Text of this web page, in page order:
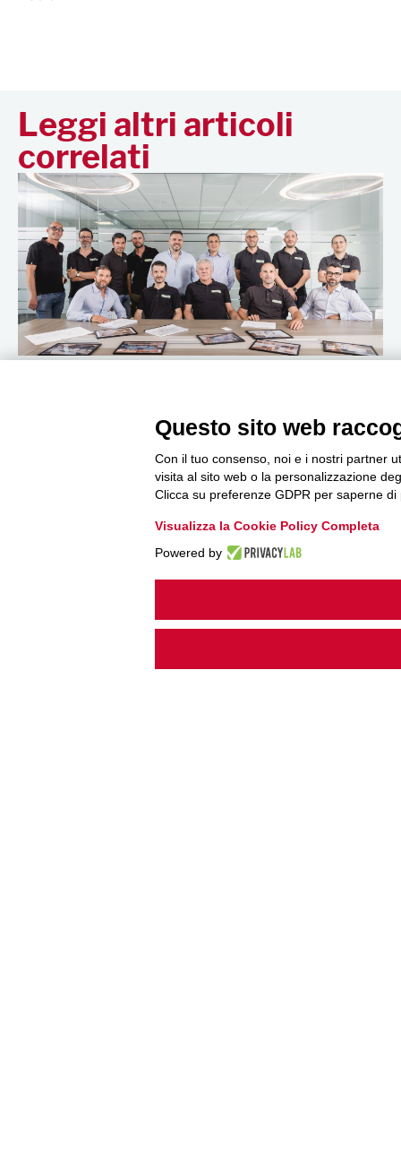
Leggi altri articoli
correlati
Questo sito web
Con il tuo consenso, noi e i nostri partner
visita al sito web o la personalizzazione
Clicca su preferenze GDPR per saperne di
Visualizza la Cookie Policy Completa
Powered by